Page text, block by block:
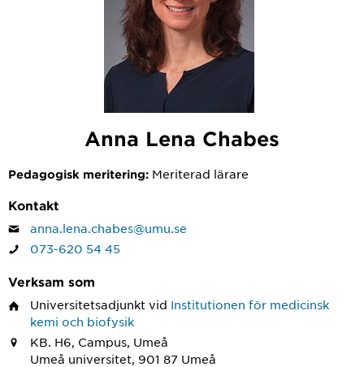
Anna Lena Chabes
Pedagogisk meritering: Meriterad lärare
Kontakt
anna.lena.chabes@umu.se
073-620 54 45
Verksam som
Universitetsadjunkt vid Institutionen för medicinsk
kemi och biofysik
KB. H6, Campus, Umeå
Umeå universitet, 901 87 Umeå